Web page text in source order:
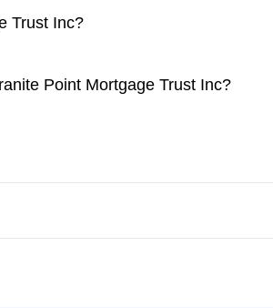
Trust Inc?
Point Mortgage Trust Inc?